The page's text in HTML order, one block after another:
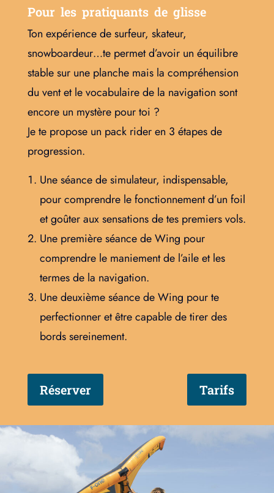
Pour les pratiquants de glisse
Ton expérience de surfeur, skateur,
snowboardeur…te permet d’avoir un équilibre
stable sur une planche mais la compréhension
du vent et le vocabulaire de la navigation sont
encore un mystère pour toi ?
Je te propose un pack rider en 3 étapes de
progression.
Une séance de simulateur, indispensable,
pour comprendre le fonctionnement d’un foil
et goûter aux sensations de tes premiers vols.
Une première séance de Wing pour
comprendre le maniement de l’aile et les
termes de la navigation.
Une deuxième séance de Wing pour te
perfectionner et être capable de tirer des
bords sereinement.
Réserver Tarifs